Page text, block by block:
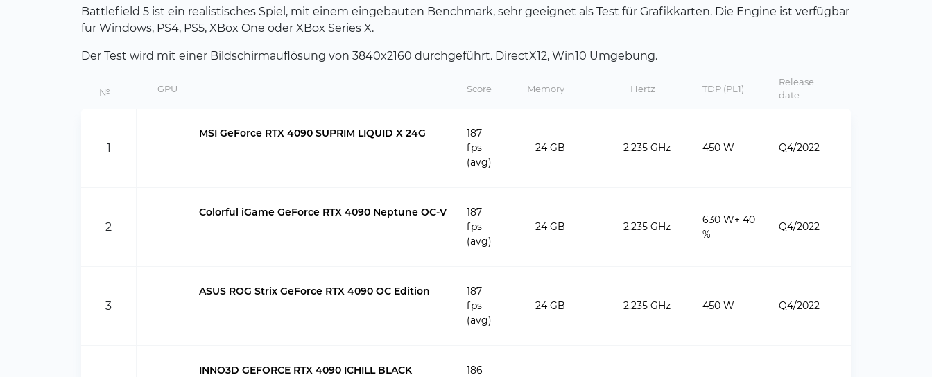
Battlefield 5 ist ein realistisches Spiel, mit einem eingebauten Benchmark, sehr geeignet als Test für Grafikkarten. Die Engine ist verfügbar
für Windows, PS4, PS5, XBox One oder XBox Series X.
Der Test wird mit einer Bildschirmauflösung von 3840x2160 durchgeführt. DirectX12, Win10 Umgebung.
№ GPU Score Memory Hertz TDP (PL1)
Release
date
1
MSI GeForce RTX 4090 SUPRIM LIQUID X 24G
187
fps
(avg)
24 GB 2.235 GHz 450 W Q4/2022
2
Colorful iGame GeForce RTX 4090 Neptune OC-V
187
fps
(avg)
24 GB 2.235 GHz
630 W+ 40
%
Q4/2022
3
ASUS ROG Strix GeForce RTX 4090 OC Edition
187
fps
(avg)
24 GB 2.235 GHz 450 W Q4/2022
INNO3D GEFORCE RTX 4090 ICHILL BLACK
186